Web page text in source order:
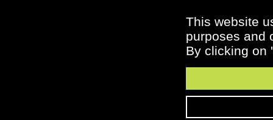
This website
purposes and
By clicking on